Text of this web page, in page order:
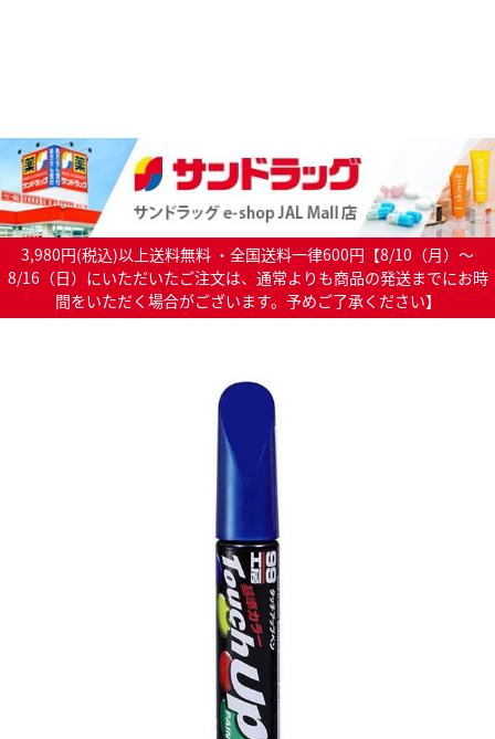
3,980円(税込)以上送料無料 ・全国送料一律600円【8/10（月）～
8/16（日）にいただいたご注文は、通常よりも商品の発送までにお時
間をいただく場合がございます。予めご了承ください】